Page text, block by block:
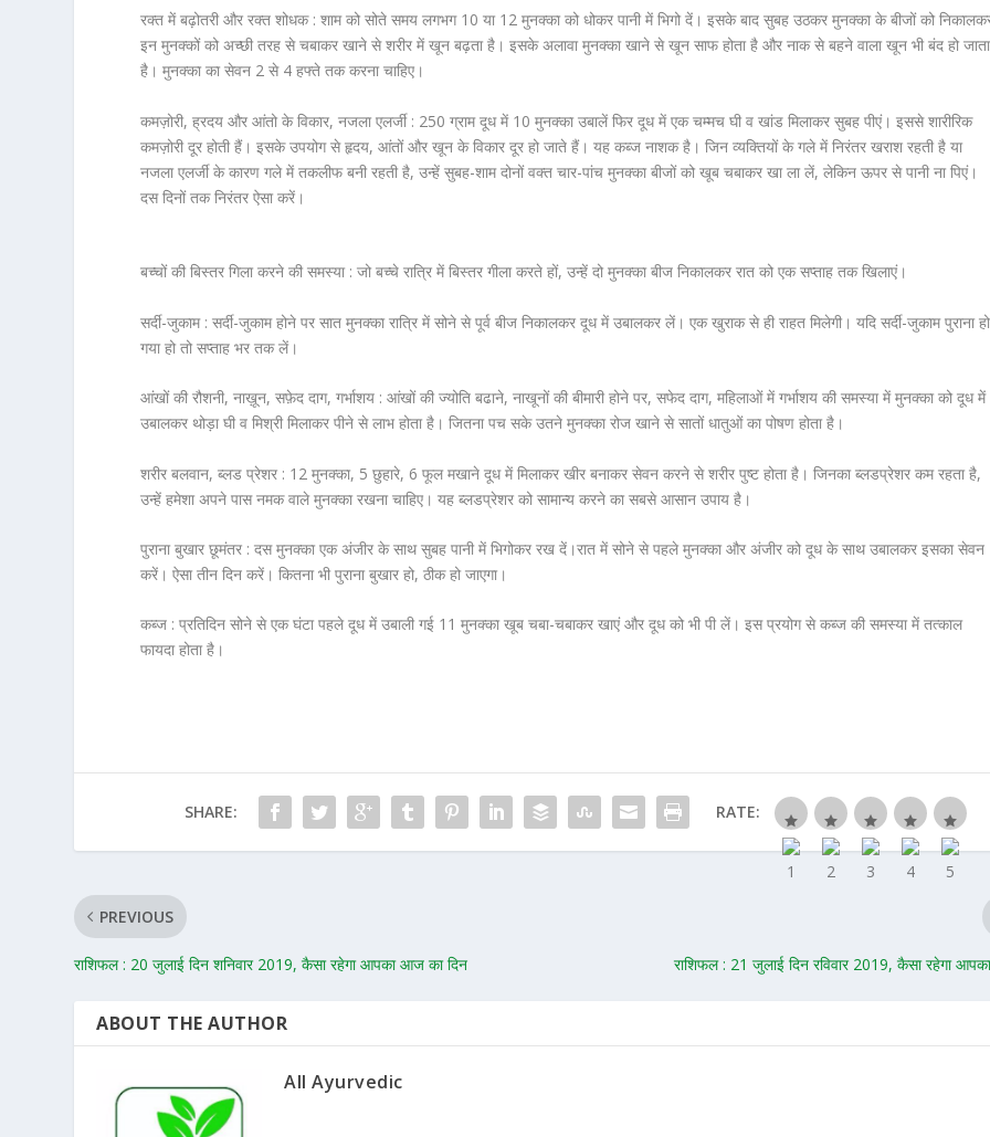
रक्त में बढ़ोतरी और रक्त शोधक :शाम को सोते समय लगभग 10 या 12 मुनक्का को धोकर पानी में भिगो दें। इसके बाद सुबह उठकर मुनक्का के बीजों को
इन मुनक्कों को अच्छी तरह से चबाकर खाने से शरीर में खून बढ़ता है। इसके अलावा मुनक्का खाने से खून साफ होता है और नाक से बहने वाला खून भी बंद हो जाता
है। मुनक्का का सेवन 2 से 4 हफ्ते तक करना चाहिए।
कमज़ोरी, ह्रदय और आंतो के विकार, नजला एलर्जी : 250 ग्राम दूध में 10 मुनक्का उबालें फिर दूध में एक चम्मच घी व खांड मिलाकर सुबह पीएं। इससे शारीरिक
कमज़ोरी दूर होती हैं। इसके उपयोग से हृदय, आंतों और खून के विकार दूर हो जाते हैं। यह कब्ज नाशक है। जिन व्यक्तियों के गले में निरंतर खराश रहती है या
नजला एलर्जी के कारण गले में तकलीफ बनी रहती है, उन्हें सुबह-शाम दोनों वक्त चार-पांच मुनक्का बीजों को खूब चबाकर खा ला लें, लेकिन ऊपर से पानी ना पिएं।
दस दिनों तक निरंतर ऐसा करें।
बच्चों की बिस्तर गिला करने की समस्या :जो बच्चे रात्रि में बिस्तर गीला करते हों, उन्हें दो मुनक्का बीज निकालकर रात को एक सप्ताह तक खिलाएं।
सर्दी-जुकाम : सर्दी-जुकाम होने पर सात मुनक्का रात्रि में सोने से पूर्व बीज निकालकर दूध में उबालकर लें। एक खुराक से ही राहत मिलेगी। यदि सर्दी-जुकाम पुराना हो
गया हो तो सप्ताह भर तक लें।
आंखों की रौशनी, नाख़ून, सफ़ेद दाग, गर्भाशय :आंखों की ज्योति बढाने, नाखूनों की बीमारी होने पर, सफेद दाग, महिलाओं में गर्भाशय की समस्या में मुनक्का को दूध में
उबालकर थोड़ा घी व मिश्री मिलाकर पीने से लाभ होता है। जितना पच सके उतने मुनक्का रोज खाने से सातों धातुओं का पोषण होता है।
शरीर बलवान, ब्लड प्रेशर : 12 मुनक्का, 5 छुहारे, 6 फूल मखाने दूध में मिलाकर खीर बनाकर सेवन करने से शरीर पुष्ट होता है। जिनका ब्लडप्रेशर कम रहता है,
उन्हें हमेशा अपने पास नमक वाले मुनक्का रखना चाहिए। यह ब्लडप्रेशर को सामान्य करने का सबसे आसान उपाय है।
पुराना बुखार छूमंतर :दस मुनक्का एक अंजीर के साथ सुबह पानी में भिगोकर रख दें।रात में सोने से पहले मुनक्का और अंजीर को दूध के साथ उबालकर इसका सेवन
करें। ऐसा तीन दिन करें। कितना भी पुराना बुखार हो, ठीक हो जाएगा।
कब्ज : प्रतिदिन सोने से एक घंटा पहले दूध में उबाली गई 11 मुनक्का खूब चबा-चबाकर खाएं और दूध को भी पी लें। इस प्रयोग से कब्ज की समस्या में तत्काल
फायदा होता है।
SHARE: RATE:
PREVIOUS
राशिफल : 20 जुलाई दिन शनिवार 2019, कैसा रहेगा आपका आज का दिन राशिफल : 21 जुलाई दिन रविवार 2019, कैसा रहेगा
ABOUT THE AUTHOR
All Ayurvedic